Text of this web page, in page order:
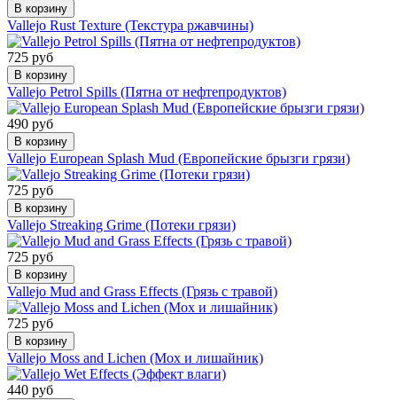
В корзину
Vallejo Rust Texture (Текстура ржавчины)
725 руб
В корзину
Vallejo Petrol Spills (Пятна от нефтепродуктов)
490 руб
В корзину
Vallejo European Splash Mud (Европейские брызги грязи)
725 руб
В корзину
Vallejo Streaking Grime (Потеки грязи)
725 руб
В корзину
Vallejo Mud and Grass Effects (Грязь с травой)
725 руб
В корзину
Vallejo Moss and Lichen (Мох и лишайник)
440 руб